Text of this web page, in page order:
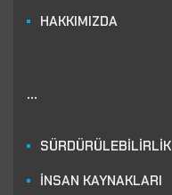
HAKKIMIZDA
...
SÜRDÜRÜLEBİLİRLİK
İNSAN KAYNAKLARI